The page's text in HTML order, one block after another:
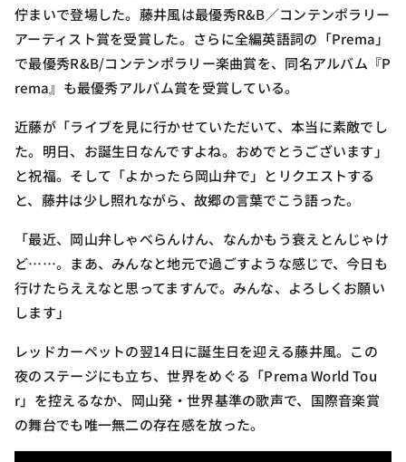
佇まいで登場した。藤井風は最優秀R&B／コンテンポラリー
アーティスト賞を受賞した。さらに全編英語詞の「Prema」
で最優秀R&B/コンテンポラリー楽曲賞を、同名アルバム『P
rema』も最優秀アルバム賞を受賞している。
近藤が「ライブを見に行かせていただいて、本当に素敵でし
た。明日、お誕生日なんですよね。おめでとうございます」
と祝福。そして「よかったら岡山弁で」とリクエストする
と、藤井は少し照れながら、故郷の言葉でこう語った。
「最近、岡山弁しゃべらんけん、なんかもう衰えとんじゃけ
ど……。まあ、みんなと地元で過ごすような感じで、今日も
行けたらええなと思ってますんで。みんな、よろしくお願い
します」
レッドカーペットの翌14日に誕生日を迎える藤井風。この
夜のステージにも立ち、世界をめぐる「Prema World Tou
r」を控えるなか、岡山発・世界基準の歌声で、国際音楽賞
の舞台でも唯一無二の存在感を放った。